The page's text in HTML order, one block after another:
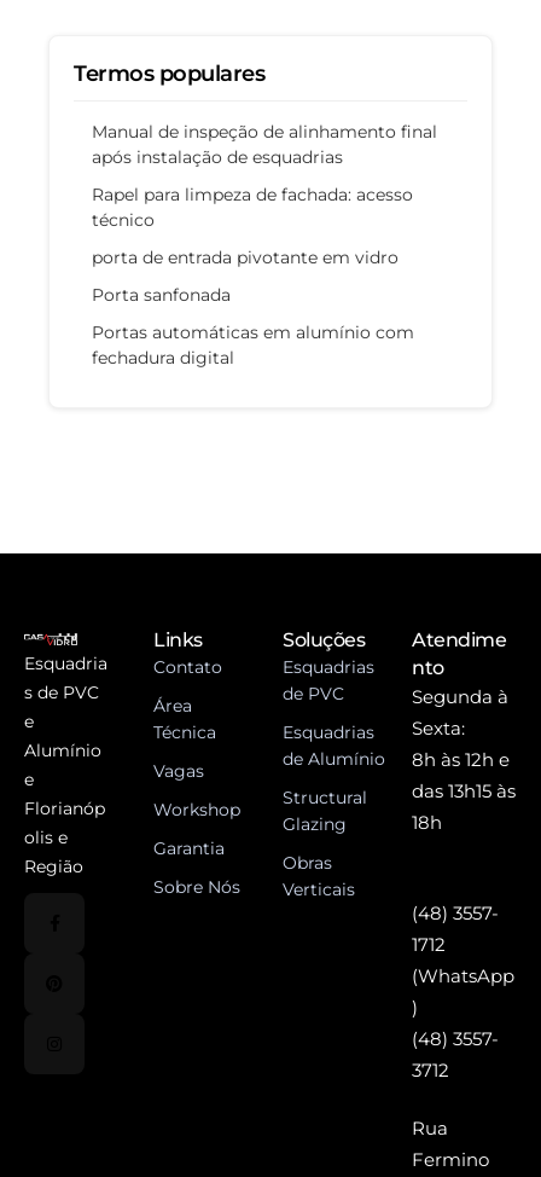
Termos populares
Manual de inspeção de alinhamento final
após instalação de esquadrias
Rapel para limpeza de fachada: acesso
técnico
porta de entrada pivotante em vidro
Porta sanfonada
Portas automáticas em alumínio com
fechadura digital
Esquadria
s de PVC
e
Alumínio
e
Florianóp
olis e
Região
Links
Contato
Área
Técnica
Vagas
Workshop
Garantia
Sobre Nós
Soluções
Esquadrias
de PVC
Esquadrias
de Alumínio
Structural
Glazing
Obras
Verticais
Atendime
nto
Segunda à
Sexta:
8h às 12h e
das 13h15 às
18h
(48) 3557-
1712
(WhatsApp
)
(48) 3557-
3712
Rua
Fermino